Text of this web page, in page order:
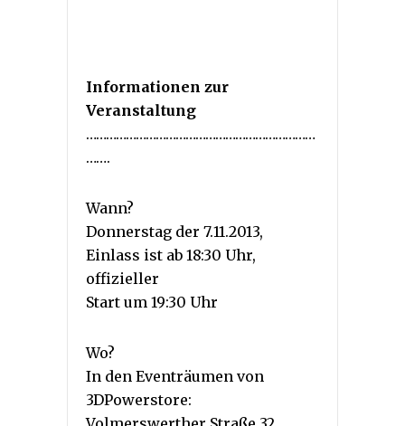
Informationen zur
Veranstaltung
……………………………………………………………
…….
Wann?
Donnerstag der 7.11.2013,
Einlass ist ab 18:30 Uhr,
offizieller
Start um 19:30 Uhr
Wo?
In den Eventräumen von
3DPowerstore: